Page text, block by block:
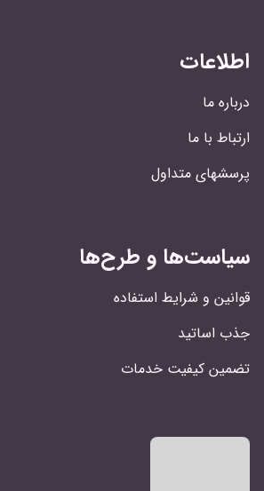
اطلاعات
درباره ما
ارتباط با ما
پرسشهای متداول
سیاست‌ها و طرح‌ها
قوانین و شرایط استفاده
جذب اساتید
تضمین کیفیت خدمات